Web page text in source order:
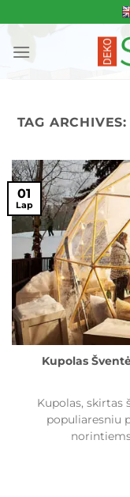
to
content
TAG ARCHIVES:
Kupolas
Kupolas, skirtas
populiaresniu
01
Lap